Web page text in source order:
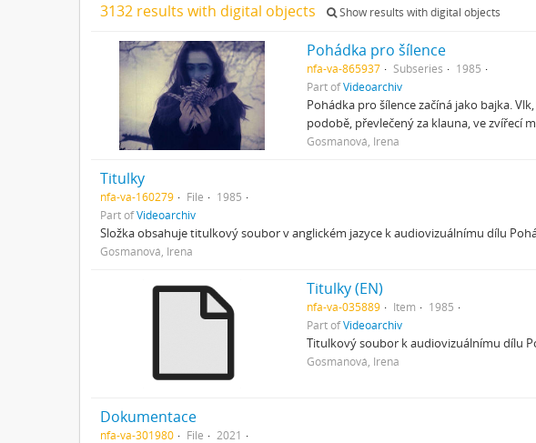
3132 results with digital objects Show results with digital objects
Pohádka pro šílence
nfa-va-865937 Subseries
1985
Part ofVideoarchiv
Pohádka pro šílence začíná jako bajka.
podobě, převlečený za klauna, ve zvířecí
Gosmanová, Irena
Titulky
nfa-va-160279 File
1985
Part ofVideoarchiv
Složka obsahuje titulkový soubor v anglickém jazyce k audiovizuálnímu dílu
Gosmanová, Irena
Titulky (EN)
nfa-va-035889 Item
1985
Part ofVideoarchiv
Titulkový soubor k audiovizuálnímu dílu
Gosmanová, Irena
Dokumentace
nfa-va-301980 File
2021